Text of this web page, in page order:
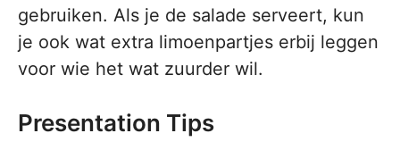
gebruiken. Als je de salade serveert, kun
je ook wat extra limoenpartjes erbij leggen
voor wie het wat zuurder wil.
Presentation Tips